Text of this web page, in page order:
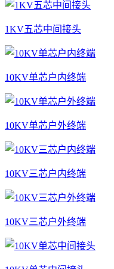
1KV五芯中间接头
10KV单芯户内终端
10KV单芯户外终端
10KV三芯户内终端
10KV三芯户外终端